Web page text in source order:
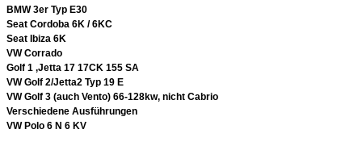
BMW 3er Typ E30
Seat Cordoba 6K / 6KC
Seat Ibiza 6K
VW Corrado
Golf 1 ,Jetta 17 17CK 155 SA
VW Golf 2/Jetta2 Typ 19 E
VW Golf 3 (auch Vento) 66-128kw, nicht Cabrio
Verschiedene Ausführungen
VW Polo 6 N 6 KV